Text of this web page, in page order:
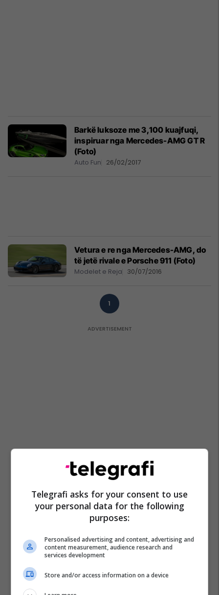
Barkë luksoze me 3,100 kuajfuqi,
inspiruar nga Mercedes-AMG GT R
(Foto)
Auto Fun 26/02/2017
Vetura e re nga Mercedes-AMG, do
të jetë rivale e Porsche 911 (Foto)
Modelet e Reja 30/07/2016
1
Telegrafi asks for your consent to use
your personal data for the following
purposes:
Personalised advertising and content, advertising and
content measurement, audience research and
services development
Store and/or access information on a device